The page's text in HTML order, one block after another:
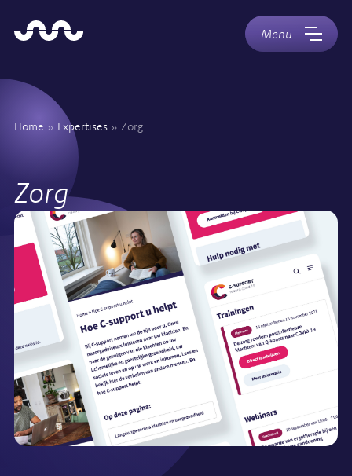
hoofdinhoud
Home Menu
Home » Expertises» Zorg
Zorg